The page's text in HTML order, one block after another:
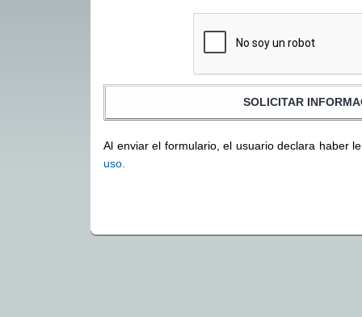
Al enviar el formulario, el usuario declara haber
uso.